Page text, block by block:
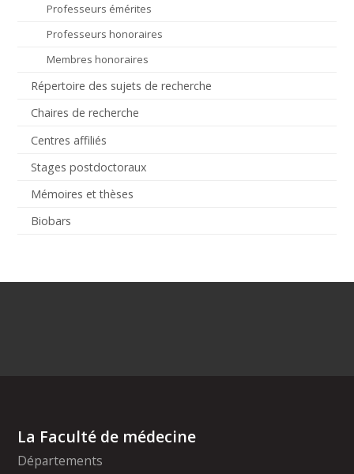
Professeurs émérites
Professeurs honoraires
Membres honoraires
Répertoire des sujets de recherche
Chaires de recherche
Centres affiliés
Stages postdoctoraux
Mémoires et thèses
Biobars
La Faculté de médecine
Départements